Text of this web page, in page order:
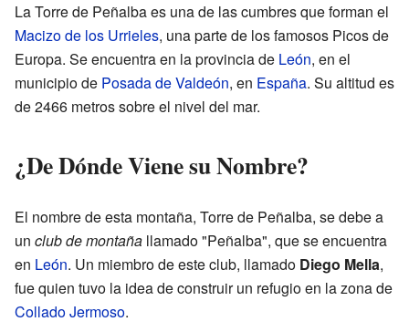
La Torre de Peñalba es una de las cumbres que forman el
Macizo de los Urrieles, una parte de los famosos Picos de
Europa. Se encuentra en la provincia de León, en el
municipio de Posada de Valdeón, en España. Su altitud es
de 2466 metros sobre el nivel del mar.
¿De Dónde Viene su Nombre?
El nombre de esta montaña, Torre de Peñalba, se debe a
un club de montaña llamado "Peñalba", que se encuentra
en León. Un miembro de este club, llamado Diego Mella,
fue quien tuvo la idea de construir un refugio en la zona de
Collado Jermoso.